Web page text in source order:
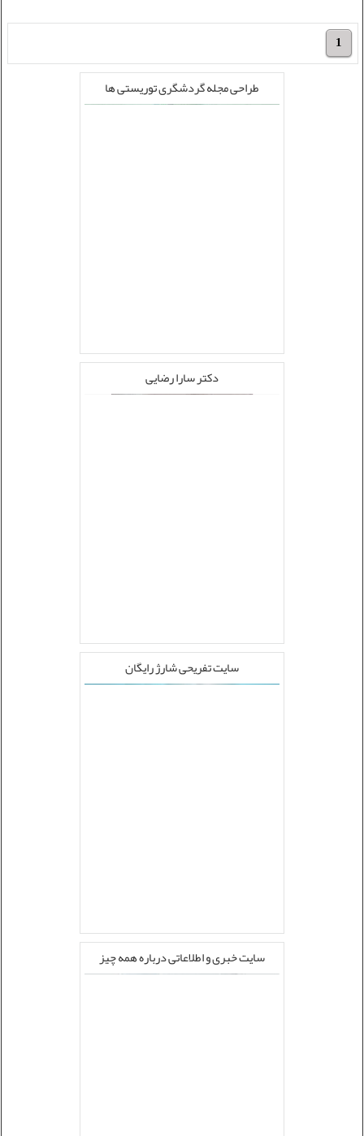
1
طراحی مجله گردشگری توریستی ها
دکتر سارا رضایی
سایت تفریحی شارژ رایگان
سایت خبری و اطلاعاتی درباره همه چیز